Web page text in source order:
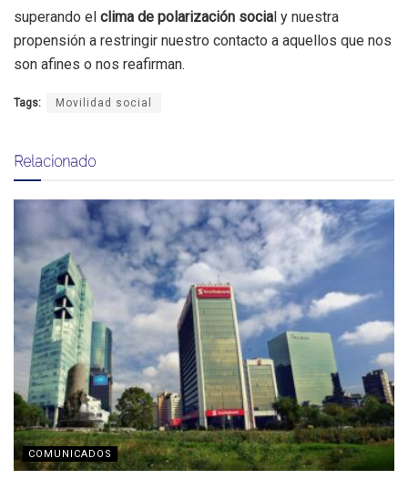
superando el clima de polarización social y nuestra
propensión a restringir nuestro contacto a aquellos que nos
son afines o nos reafirman.
Tags: Movilidad social
Relacionado
COMUNICADOS